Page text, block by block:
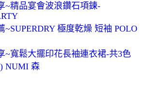
~精品宴會波浪鑽石項鍊-
~SUPERDRY 極度乾燥 短袖 POLO
~寬鬆大擺印花長袖連衣裙-共3色
NUMI 森